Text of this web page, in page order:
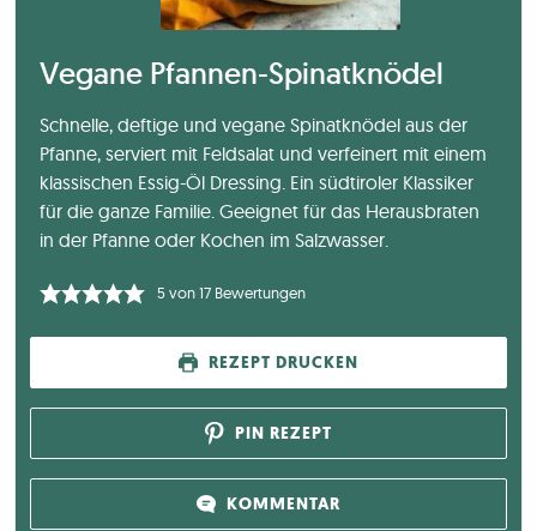
Vegane Pfannen-Spinatknödel
Schnelle, deftige und vegane Spinatknödel aus der
Pfanne, serviert mit Feldsalat und verfeinert mit einem
klassischen Essig-Öl Dressing. Ein südtiroler Klassiker
für die ganze Familie. Geeignet für das Herausbraten
in der Pfanne oder Kochen im Salzwasser.
5von17Bewertungen
REZEPT DRUCKEN
PIN REZEPT
KOMMENTAR